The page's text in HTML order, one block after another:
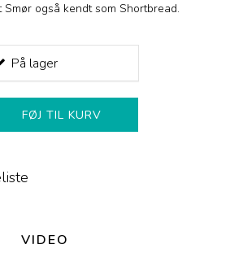
også kendt som Shortbread.
På lager
FØJ TIL KURV
VIDEO